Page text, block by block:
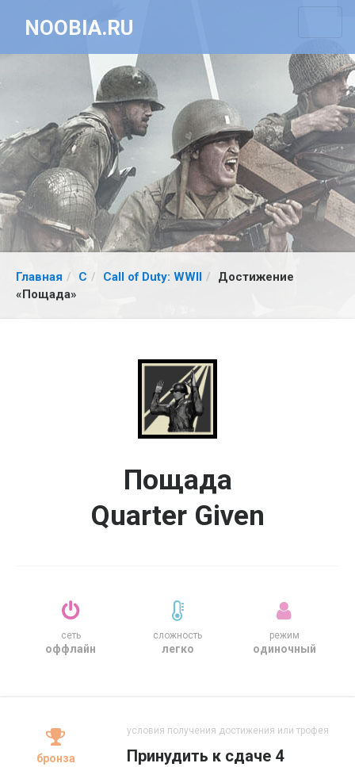
NOOBIA.RU
Главная C Call of Duty: WWII
Достижение
«Пощада»
Пощада
Quarter Given
сеть
оффлайн
сложность
легко
режим
одиночный
бронза
условия получения достижения или трофея
Принудить к сдаче 4